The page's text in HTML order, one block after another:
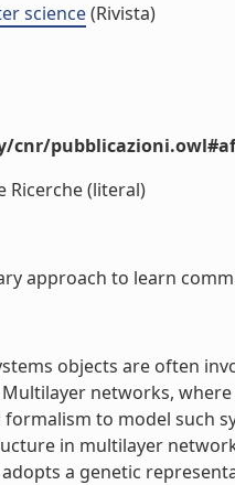
science(Rivista)
cnr/
Ricerche (literal)
approach to learn
objects are often
networks,
to model such
in multilayer
a genetic